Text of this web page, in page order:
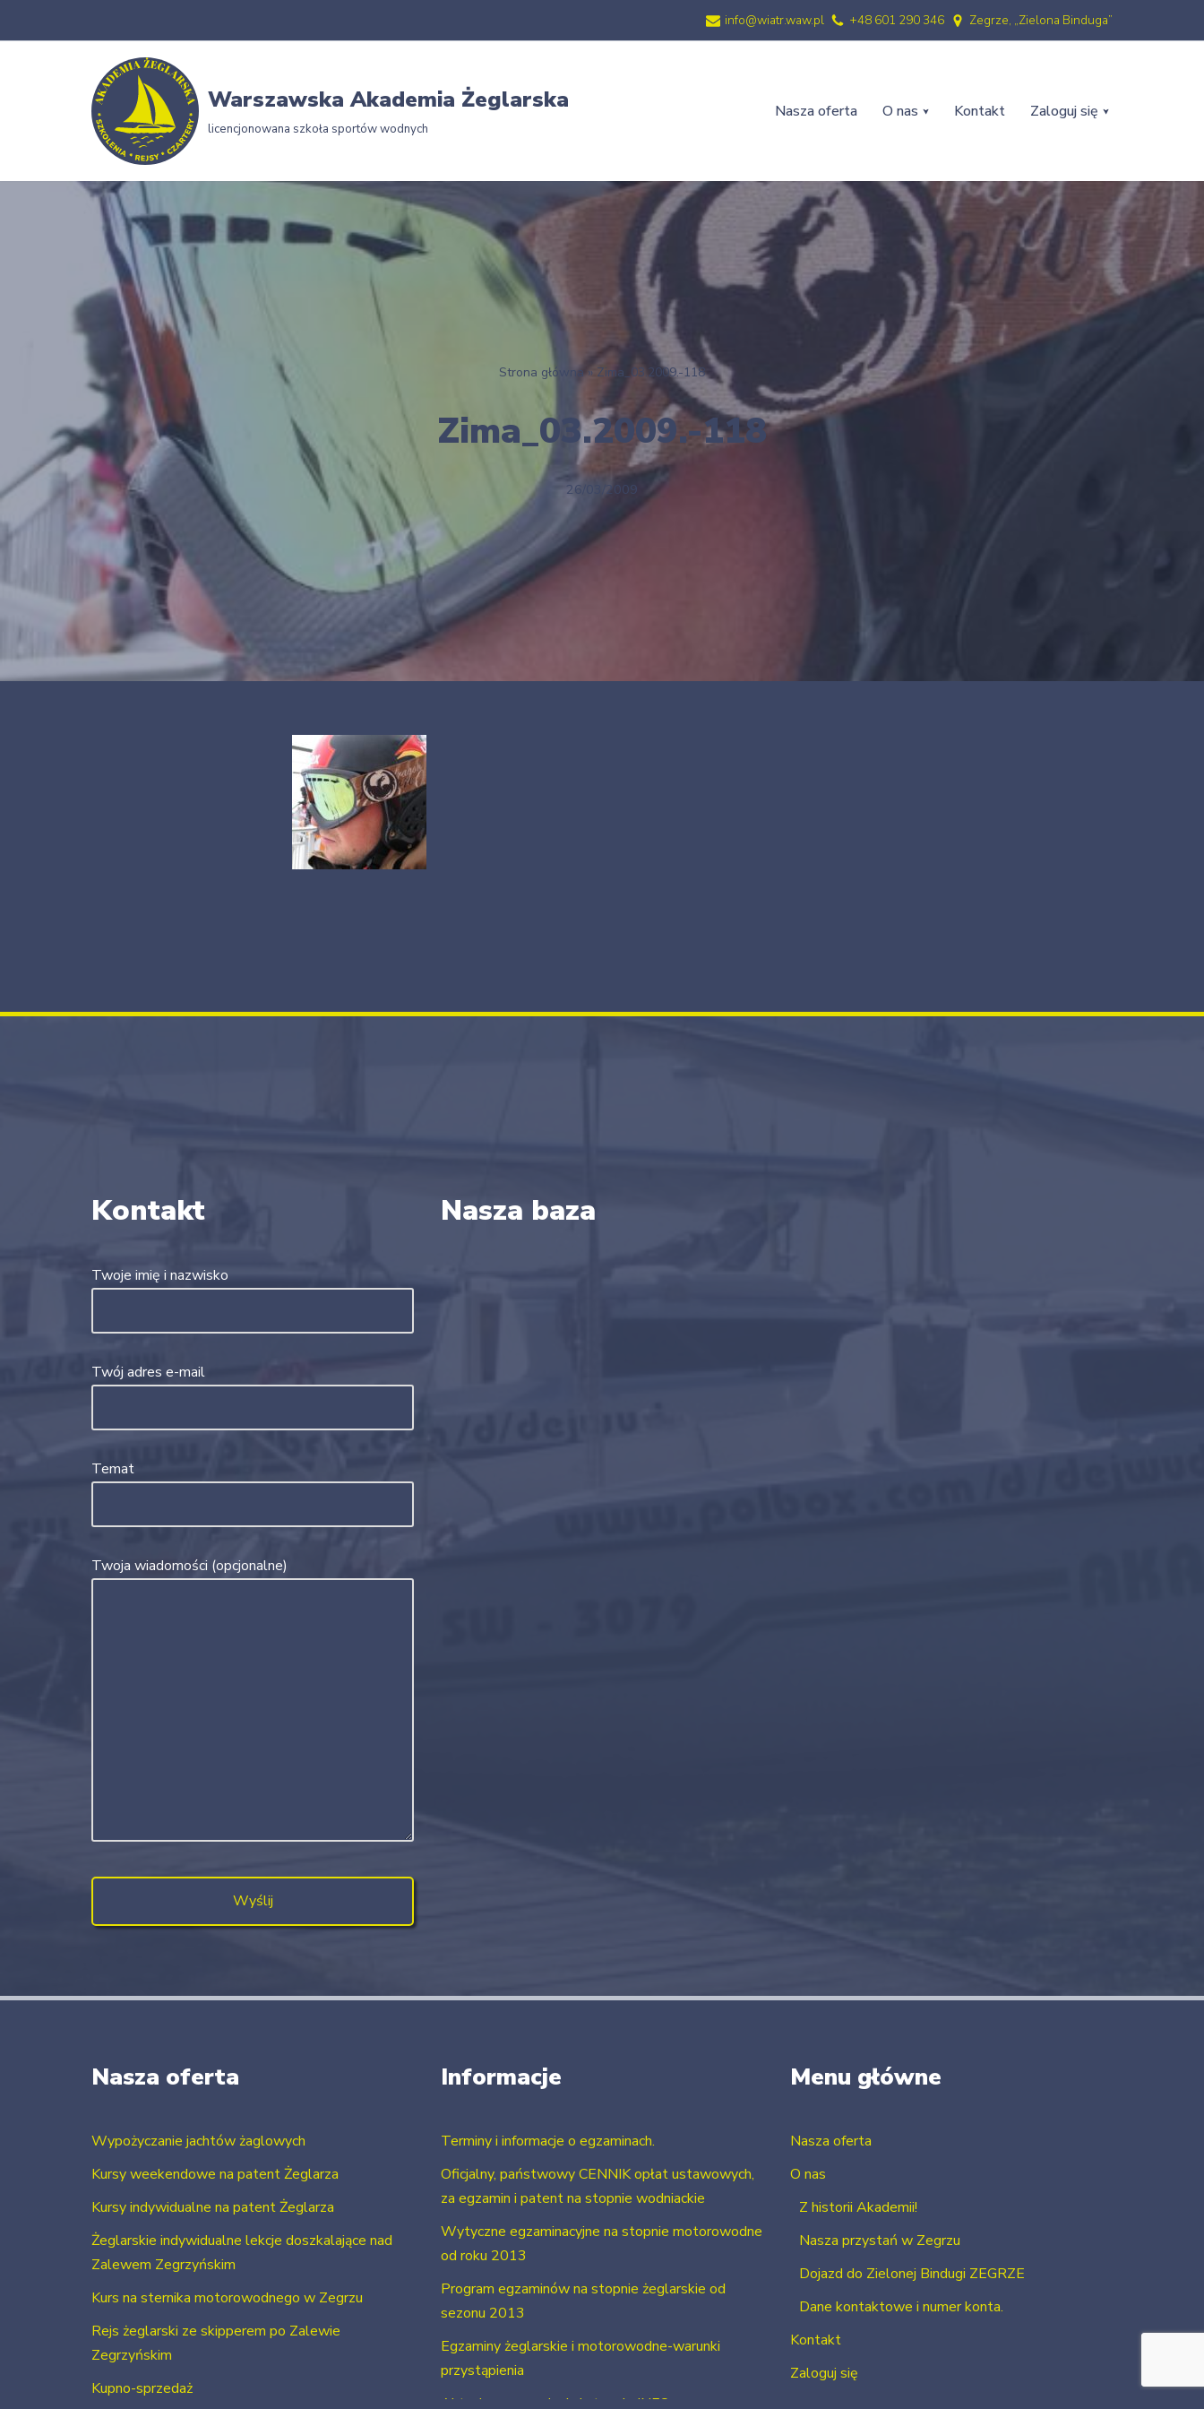
info@wiatr.waw.pl +48 601 290 346 Zegrze, „Zielona Binduga”
Warszawska Akademia Żeglarska
licencjonowana szkoła sportów wodnych
Nasza oferta O nas Kontakt Zaloguj się
Strona główna» Zima_03.2009.-118
Zima_03.2009.-118
26/03/2009
Kontakt
Twoje imię i nazwisko
Twój adres e-mail
Temat
Twoja wiadomości (opcjonalne)
Nasza baza
Nasza oferta
Wypożyczanie jachtów żaglowych
Kursy weekendowe na patent Żeglarza
Kursy indywidualne na patent Żeglarza
Żeglarskie indywidualne lekcje doszkalające nad
Zalewem Zegrzyńskim
Kurs na sternika motorowodnego w Zegrzu
Rejs żeglarski ze skipperem po Zalewie
Zegrzyńskim
Kupno-sprzedaż
Informacje
Terminy i informacje o egzaminach.
Oficjalny, państwowy CENNIK opłat ustawowych,
za egzamin i patent na stopnie wodniackie
Wytyczne egzaminacyjne na stopnie motorowodne
od roku 2013
Program egzaminów na stopnie żeglarskie od
sezonu 2013
Egzaminy żeglarskie i motorowodne-warunki
przystąpienia
Aktualne uprawnienia i stopnie INFO
Menu główne
Nasza oferta
O nas
Z historii Akademii!
Nasza przystań w Zegrzu
Dojazd do Zielonej Bindugi ZEGRZE
Dane kontaktowe i numer konta.
Kontakt
Zaloguj się